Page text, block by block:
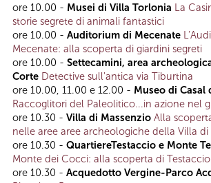
ore 10.00 - Musei di Villa Torlonia La
storie segrete di animali fantastici
ore 10.00 - Auditorium di Mecenate
Mecenate: alla scoperta di giardini segreti
ore 10.00 - Settecamini, area
Corte Detective sull'antica via Tiburtina
ore 10.00, 11.00 e 12.00 - Museo di Casal
Raccoglitori del Paleolitico...in azione nel
ore 10.30 - Villa di Massenzio Alla
nelle aree aree archeologiche della Villa di
ore 10.30 - QuartiereTestaccio e Monte
Monte dei Cocci: alla scoperta di
ore 10.30 - Acquedotto Vergine-Parco